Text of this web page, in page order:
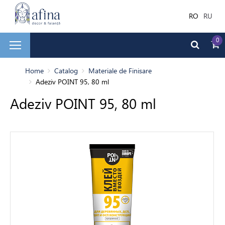
RO RU
faianță
de Finisare
0
Home Catalog
Materiale de Finisare
Adeziv POINT 95, 80 ml
Adeziv POINT 95, 80 ml